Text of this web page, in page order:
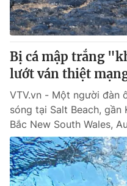
® Cấm sao chép dưới mọi
thuận bằng văn bản. Ghi rõ
thông tin từ website này.
Bị cá mập trắng
lướt ván thiệt
VTV.vn - Một người đàn
sóng tại Salt Beach,
Bắc New South Wales,